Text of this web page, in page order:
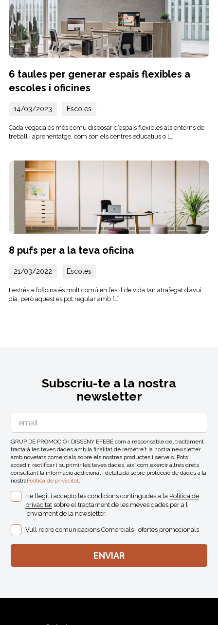
6 taules per generar espais flexibles a
escoles i oficines
14/03/2023 Escoles
Cada vegada és més comú disposar d’espais flexibles als entorns de
treball i aprenentatge, com són els centres educatius o […]
8 pufs per a la teva oficina
21/03/2022 Escoles
L’estrès a l’oficina és molt comú en l’estil de vida tan atrafegat d’avui
dia, però aquest es pot regular amb […]
Subscriu-te a la nostra
newsletter
GRUP DE PROMOCIÓ I DISSENY EFEBÉ com a responsable del tractament
tractarà les teves dades amb la finalitat de remetre´t la nostra newsletter
amb novetats comercials sobre els nostres productes i serveis. Pots
accedir, rectificar i suprimir les teves dades, així com exercir altres drets
consultant la informació addicional i detallada sobre protecció de dades a la
nostraPolitica de privacitat
He llegit i accepto les condicions contingudes a la Politica de
privacitat sobre el tractament de les meves dades per a l
´enviament de la newsletter.
Vull rebre comunicacions Comercials i ofertes promocionals